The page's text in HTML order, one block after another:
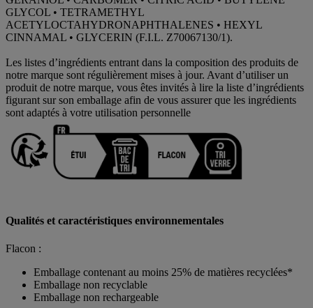
GLYCOL • TETRAMETHYL
ACETYLOCTAHYDRONAPHTHALENES • HEXYL
CINNAMAL • GLYCERIN (F.I.L. Z70067130/1).
Les listes d’ingrédients entrant dans la composition des produits de
notre marque sont régulièrement mises à jour. Avant d’utiliser un
produit de notre marque, vous êtes invités à lire la liste d’ingrédients
figurant sur son emballage afin de vous assurer que les ingrédients
sont adaptés à votre utilisation personnelle
Qualités et caractéristiques environnementales
Flacon :
Emballage contenant au moins 25% de matières recyclées*
Emballage non recyclable
Emballage non rechargeable